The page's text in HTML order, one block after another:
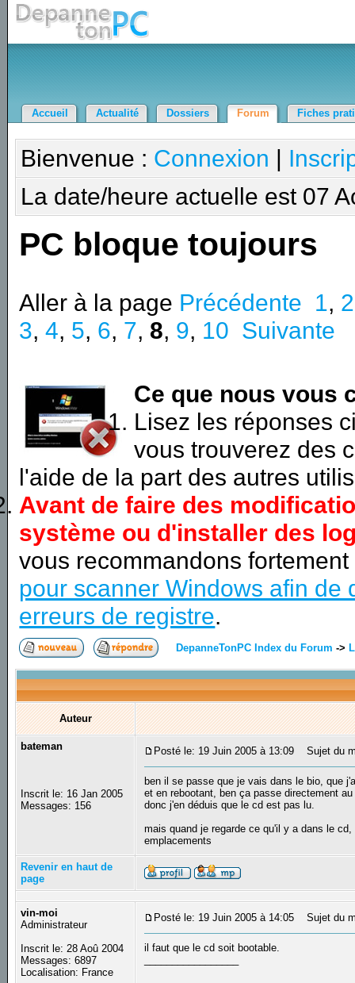
Accueil Actualité Dossiers Forum Fiches
Bienvenue : Connexion |
La date/heure actuelle est 07
PC bloque toujours
Aller à la page Précédente 1, 2
3,4, 5, 6, 7, 8, 9, 10 Suivante
Ce que nous vous
Lisez les réponses
vous trouverez des
l'aide de la part des autres
Avant de faire des
système ou d'installer des
vous recommandons
pour scanner Windows afin de
erreurs de registre.
DepanneTonPC Index du Forum ->
Auteur
bateman
Inscrit le: 16 Jan 2005
Messages: 156
Posté le: 19 Juin 2005 à 13:09 Sujet du
ben il se passe que je vais dans le bio, que
et en rebootant, ben ça passe directement au
donc j'en déduis que le cd est pas lu.
mais quand je regarde ce qu'il y a dans le
emplacements
Revenir en haut de
page
vin-moi
Administrateur
Inscrit le: 28 Aoû 2004
Messages: 6897
Localisation: France
Posté le: 19 Juin 2005 à 14:05 Sujet du
il faut que le cd soit bootable.